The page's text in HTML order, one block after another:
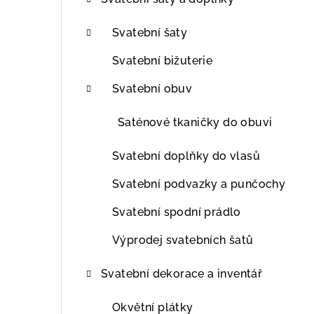
Svatební šaty
Svatební bižuterie
Svatební obuv
Saténové tkaničky do obuvi
Svatební doplňky do vlasů
Svatební podvazky a punčochy
Svatební spodní prádlo
Výprodej svatebních šatů
Svatební dekorace a inventář
Okvětní plátky